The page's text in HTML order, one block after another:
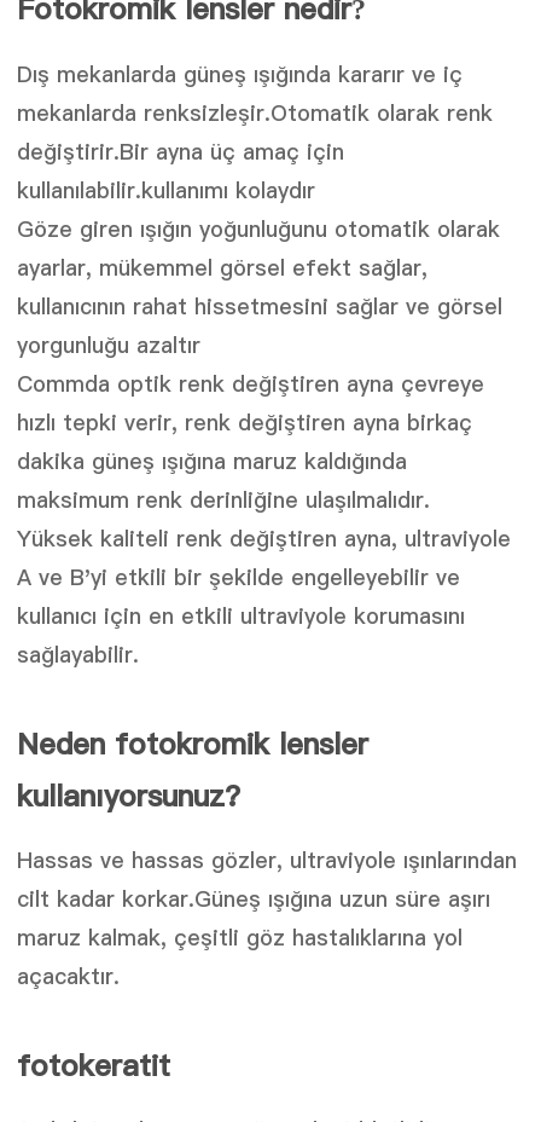
Fotokromik lensler nedir?
Dış mekanlarda güneş ışığında kararır ve iç
mekanlarda renksizleşir.Otomatik olarak renk
değiştirir.Bir ayna üç amaç için
kullanılabilir.kullanımı kolaydır
Göze giren ışığın yoğunluğunu otomatik olarak
ayarlar, mükemmel görsel efekt sağlar,
kullanıcının rahat hissetmesini sağlar ve görsel
yorgunluğu azaltır
Commda optik renk değiştiren ayna çevreye
hızlı tepki verir, renk değiştiren ayna birkaç
dakika güneş ışığına maruz kaldığında
maksimum renk derinliğine ulaşılmalıdır.
Yüksek kaliteli renk değiştiren ayna, ultraviyole
A ve B'yi etkili bir şekilde engelleyebilir ve
kullanıcı için en etkili ultraviyole korumasını
sağlayabilir.
Neden fotokromik lensler
kullanıyorsunuz?
Hassas ve hassas gözler, ultraviyole ışınlarından
cilt kadar korkar.Güneş ışığına uzun süre aşırı
maruz kalmak, çeşitli göz hastalıklarına yol
açacaktır.
fotokeratit